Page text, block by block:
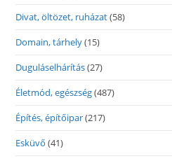
Divat, öltözet, ruházat(58)
Domain, tárhely(15)
Duguláselhárítás(27)
Életmód, egészség(487)
Építés, építőipar(217)
Esküvő (41)